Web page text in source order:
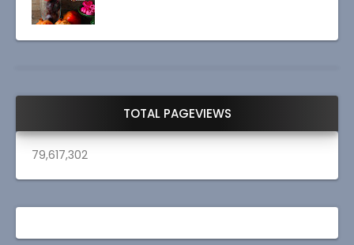
TOTAL PAGEVIEWS
79,617,302